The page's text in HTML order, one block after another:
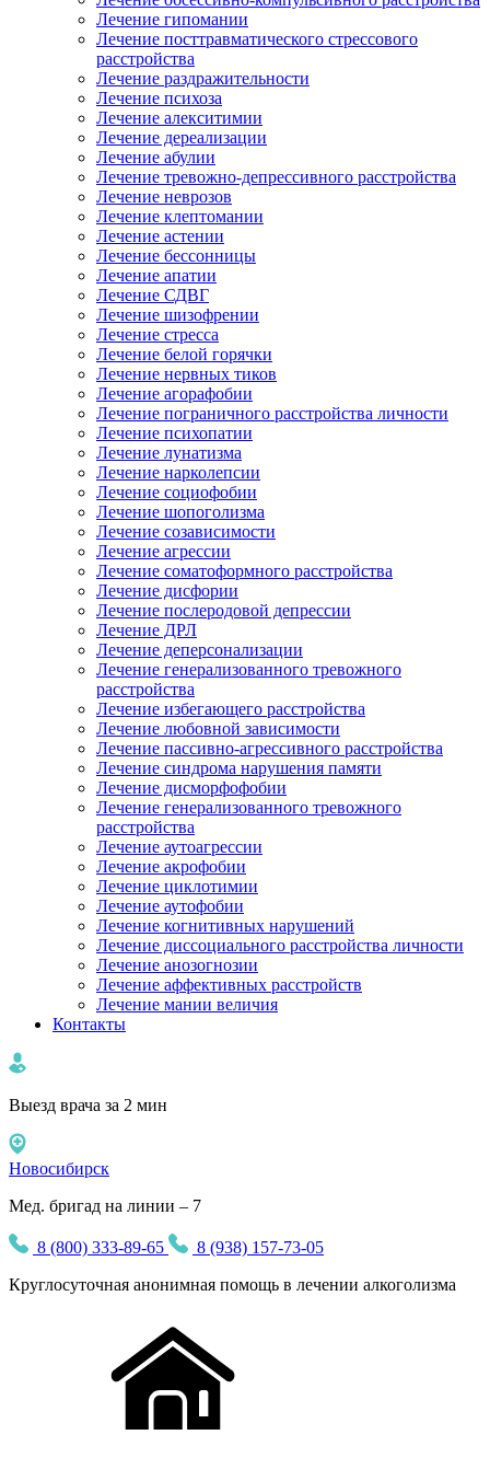
Лечение гипомании
Лечение посттравматического стрессового
расстройства
Лечение раздражительности
Лечение психоза
Лечение алекситимии
Лечение дереализации
Лечение абулии
Лечение тревожно-депрессивного расстройства
Лечение неврозов
Лечение клептомании
Лечение астении
Лечение бессонницы
Лечение апатии
Лечение СДВГ
Лечение шизофрении
Лечение стресса
Лечение белой горячки
Лечение нервных тиков
Лечение агорафобии
Лечение пограничного расстройства личности
Лечение психопатии
Лечение лунатизма
Лечение нарколепсии
Лечение социофобии
Лечение шопоголизма
Лечение созависимости
Лечение агрессии
Лечение соматоформного расстройства
Лечение дисфории
Лечение послеродовой депрессии
Лечение ДРЛ
Лечение деперсонализации
Лечение генерализованного тревожного
расстройства
Лечение избегающего расстройства
Лечение любовной зависимости
Лечение пассивно-агрессивного расстройства
Лечение синдрома нарушения памяти
Лечение дисморфофобии
Лечение генерализованного тревожного
расстройства
Лечение аутоагрессии
Лечение акрофобии
Лечение циклотимии
Лечение аутофобии
Лечение когнитивных нарушений
Лечение диссоциального расстройства личности
Лечение анозогнозии
Лечение аффективных расстройств
Лечение мании величия
Контакты
Выезд врача за 2 мин
Новосибирск
Мед. бригад на линии – 7
8 (800) 333-89-65
8 (938) 157-73-05
Круглосуточная анонимная помощь в лечении алкоголизма